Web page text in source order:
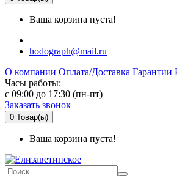
Ваша корзина пуста!
hodograph@mail.ru
О компании Оплата/Доставка Гарантии
Часы работы:
c 09:00 до 17:30 (пн-пт)
Заказать звонок
0 Товар(ы)
Ваша корзина пуста!